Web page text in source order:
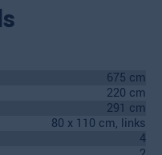
675 cm
220 cm
291 cm
80 x 110 cm, links
4